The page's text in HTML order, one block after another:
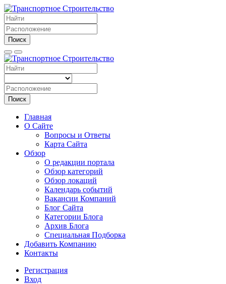
Поиск
Поиск
Главная
О Сайте
Вопросы и Ответы
Карта Сайта
Обзор
О редакции портала
Обзор категорий
Обзор локаций
Календарь событий
Вакансии Компаний
Блог Сайта
Категории Блога
Архив Блога
Специальная Подборка
Добавить Компанию
Контакты
Регистрация
Вход